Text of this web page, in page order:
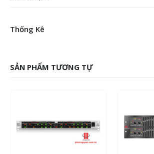
TẾT ÂM LỊCH
SẢN PHẨM TƯƠNG TỰ